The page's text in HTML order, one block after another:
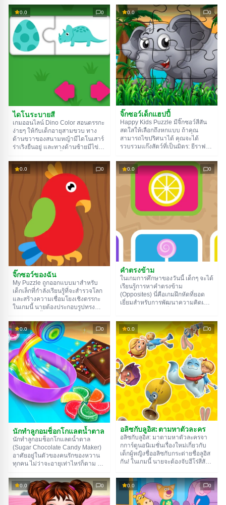
ค้นหาเกม
วงกลม สามเหลี่ยม หรืออะไรที่ซับ
ซ้อนกว่านั้น เด็กๆ ต้องรวมองค์
ประกอบที่มีรูปร่างตรงกันเข้าด้วยกัน
นั่นคือ ย้ายรูปวงรีไปยังเงารูปวงรี
ย้ายรูปสี่เหลี่ยมผืนผ้าไปยังเงารูป
สี่เหลี่ยมผืนผ้า เป็นต้น
พวกที่ถูกตามใจจนเสียคน ไม่รู้จัก
ทำความสะอาดของตัวเองเลย แต่
พวกเธอไม่เพียงแต่จะทำรกเป็น
เท่านั้นนะ ยังชอบทำรกอีกด้วย ถ้า
ไม่มีคนรับใช้ ห้องของพวกเธอก็จะ
กลายเป็นกองขยะของจริงในไม่ช้า
0.0 0
ไดโนระบายสี
เกมออนไลน์ Dino Color สอนตรรกะ
ง่ายๆ ให้กับเด็กอายุสามขวบ ทาง
ด้านขวาของสนามหญ้ามีไดโนเสาร์
ร่าเริงยืนอยู่ และทางด้านซ้ายมีไข่
ออกมาจากไข่ใบไหนโดยการรวมจิ๊ก
ซอว์สองชิ้นเข้าด้วยกัน ในการทำ
เช่นนี้ ให้ลากชิ้นส่วนหนึ่งไปยังอีกชิ้น
หนึ่งโดยใช้เมาส์หรือนิ้วของคุณ และ
จำไว้ว่าชิ้นส่วนต้องมีสีเดียวกันนะ
0.0 0
จิ๊กซอว์เด็กแฮปปี้
Happy Kids Puzzle มีจิ๊กซอว์สีสัน
สดใสให้เลือกถึงหกแบบ ถ้าคุณ
สามารถไขปริศนาได้ คุณจะได้
รวบรวมแก๊งสัตว์ที่เป็นมิตร: ยีราฟ
ภารกิจต่างๆ ไม่เพียงแต่แตกต่างกัน
ที่รูปภาพเท่านั้น แต่ยังแตกต่างกันที่
ความยากด้วย ตั้งใจให้ดี อย่ารีบร้อน
แล้วคุณจะทำสำเร็จ ขอให้สนุกกับ
0.0 0
จิ๊กซอว์ของฉัน
My Puzzle ถูกออกแบบมาสำหรับ
เด็กเล็กที่กำลังเรียนรู้ที่จะสำรวจโลก
และสร้างความเชื่อมโยงเชิงตรรกะ
ในเกมนี้ นายต้องประกอบรูปทรง
หน้าจอ จำนวนชิ้นส่วนจะเพิ่มขึ้นเมื่อ
นายเล่นไปเรื่อยๆ ตัวอย่างเช่น
ลูกโป่งประกอบด้วยชิ้นส่วนขนาด
ใหญ่สองชิ้น และดาวเคราะห์โลก
ประกอบด้วยชิ้นส่วนเล็กๆ สี่ชิ้น
0.0 0
คำตรงข้าม
ในเกมการศึกษาของวันนี้ เด็กๆ จะได้
เรียนรู้การหาคำตรงข้าม
(Opposites) นี่คือเกมฝึกหัดที่ยอด
เยี่ยมสำหรับการพัฒนาความคิดเชิง
เข้าใจได้ในแวบแรก การจับคู่ดวง
จันทร์กับดวงอาทิตย์นั้นง่าย แต่
สำหรับแนวคิดอย่าง 'ข้างใน' กับ
'ข้างนอก' หรือ 'ใต้' กับ 'บน' ล่ะ?
สำหรับเด็กแล้วมันไม่ได้ชัดเจน
ขนาดนั้นนะ
0.0 0
นักทำลูกอมช็อกโกแลตน้ำตาล
นักทำลูกอมช็อกโกแลตน้ำตาล
(Sugar Chocolate Candy Maker)
อาศัยอยู่ในตัวของคนรักของหวาน
ทุกคน ไม่ว่าจะอายุเท่าไหร่ก็ตาม แต่
ที่จะทำพลาด เพราะไม่มีใครอยากให้
ไฟไหม้ในครัวหรอกจริงมั้ย? เกม
ออนไลน์วันนี้จะสอนให้นายไม่กลัว
0.0 0
อลิซกับลูอิส: ตามหาตัวละคร
อลิซกับลูอิส: มาตามหาตัวละครจา
กการ์ตูนอนิเมชั่นเรื่องใหม่เกี่ยวกับ
เด็กผู้หญิงชื่ออลิซกับกระต่ายชื่อลูอิส
กัน! ในเกมนี้ นายจะต้องจับฮีโร่สีสัน
หน้าจอตลอดเวลา มันเลยอาจจะยาก
หน่อยที่จะเลือกตัวที่ต้องการ แถม
เวลายังเดินไม่หยุดอีกด้วย นายมี
เวลาแค่ครึ่งนาทีสำหรับทุกอย่างเลย
0.0 0 0.0 0